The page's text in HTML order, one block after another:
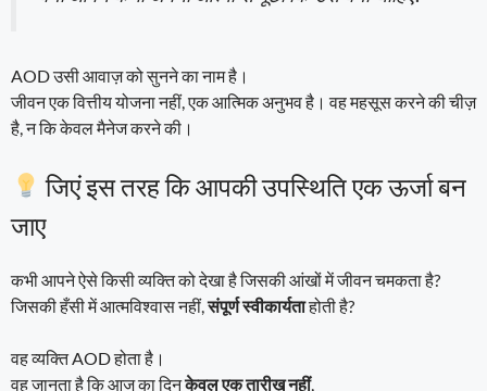
AOD उसी आवाज़ को सुनने का नाम है।
जीवन एक वित्तीय योजना नहीं, एक आत्मिक अनुभव है। वह महसूस करने की चीज़
है, न कि केवल मैनेज करने की।
जिएं इस तरह कि आपकी उपस्थिति एक ऊर्जा बन
जाए
कभी आपने ऐसे किसी व्यक्ति को देखा है जिसकी आंखों में जीवन चमकता है?
जिसकी हँसी में आत्मविश्वास नहीं,संपूर्ण स्वीकार्यताहोती है?
वह व्यक्ति AOD होता है।
वह जानता है कि आज का दिनकेवल एक तारीख़ नहीं,